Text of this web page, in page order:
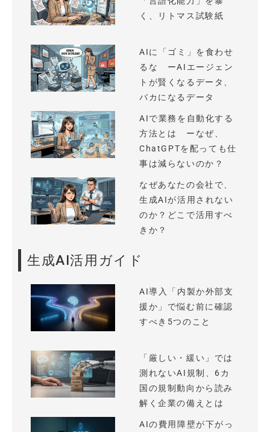
く、リトマス試験紙
AIに「ゴミ」を食わせ
るな ーAIエージェン
トが賢くなるデータ、
バカになるデータ
AIで業務を自動化する
方法とは ーなぜ、
ChatGPTを配っても仕
事は減らないのか？
なぜあなたの会社で、
生成AIが活用されない
のか？どこで活用すべ
きか？
生成AI活用ガイド
AI導入「内製か外部支
援か」で悩む前に確認
すべき5つのこと
「厳しい・緩い」では
測れないAI規制、6カ
国の規制動向から読み
解く企業の備えとは
AIの費用障壁が下がっ